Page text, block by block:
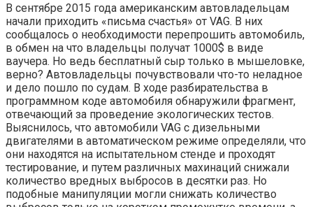
В сентябре 2015 года американским автовладельцам
начали приходить «письма счастья» от VAG. В них
сообщалось о необходимости перепрошить автомобиль,
в обмен на что владельцы получат 1000$ в виде
ваучера. Но ведь бесплатный сыр только в мышеловке,
верно? Автовладельцы почувствовали что-то неладное
и дело пошло по судам. В ходе разбирательства в
программном коде автомобиля обнаружили фрагмент,
отвечающий за проведение экологических тестов.
Выяснилось, что автомобили VAG с дизельными
двигателями в автоматическом режиме определяли, что
они находятся на испытательном стенде и проходят
тестирование, и путем различных махинаций снижали
количество вредных выбросов в десятки раз. Но
подобные манипуляции могли снижать количество